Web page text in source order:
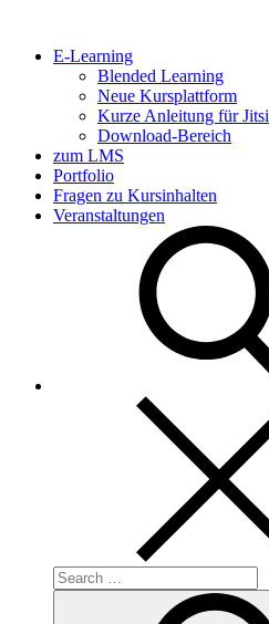
E-Learning
Blended Learning
Neue Kursplattform
Kurze Anleitung für Jitsi
Download-Bereich
zum LMS
Portfolio
Fragen zu Kursinhalten
Veranstaltungen
Search
for: